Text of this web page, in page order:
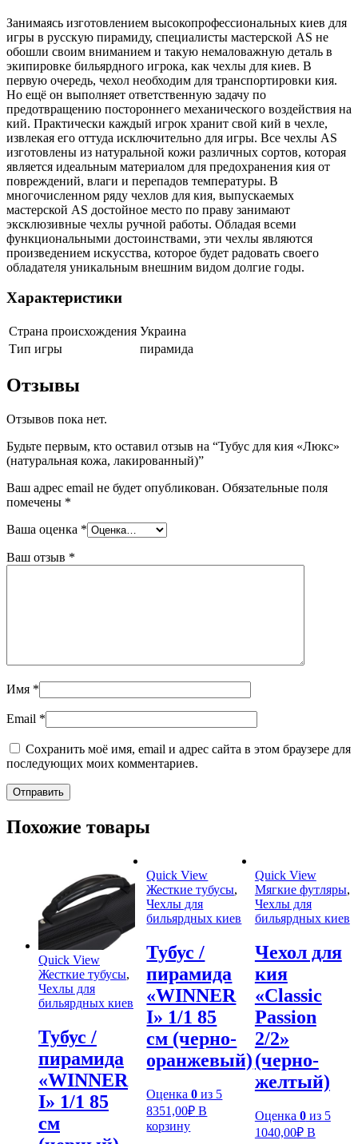
Занимаясь изготовлением высокопрофессиональных киев для
игры в русскую пирамиду, специалисты мастерской AS не
обошли своим вниманием и такую немаловажную деталь в
экипировке бильярдного игрока, как чехлы для киев. В
первую очередь, чехол необходим для транспортировки кия.
Но ещё он выполняет ответственную задачу по
предотвращению постороннего механического воздействия на
кий. Практически каждый игрок хранит свой кий в чехле,
извлекая его оттуда исключительно для игры. Все чехлы AS
изготовлены из натуральной кожи различных сортов, которая
является идеальным материалом для предохранения кия от
повреждений, влаги и перепадов температуры. В
многочисленном ряду чехлов для кия, выпускаемых
мастерской AS достойное место по праву занимают
эксклюзивные чехлы ручной работы. Обладая всеми
функциональными достоинствами, эти чехлы являются
произведением искусства, которое будет радовать своего
обладателя уникальным внешним видом долгие годы.
Характеристики
Страна происхождения Украина
Тип игры
пирамида
Отзывы
Отзывов пока нет.
Будьте первым, кто оставил отзыв на “Тубус для кия «Люкс»
(натуральная кожа, лакированный)”
Ваш адрес email не будет опубликован. Обязательные поля
помечены *
Ваша оценка *
Ваш отзыв *
Имя *
Email *
Сохранить моё имя, email и адрес сайта в этом браузере для
последующих моих комментариев.
Похожие товары
Quick View
Жесткие тубусы,
Чехлы для
бильярдных киев
Тубус /
пирамида
«WINNER
I» 1/1 85
см
Quick View
Жесткие тубусы,
Чехлы для
бильярдных киев
Тубус /
пирамида
«WINNER
I» 1/1 85
см (черно-
оранжевый)
Оценка0 из 5
8351,00₽ В
корзину
Quick View
Мягкие футляры,
Чехлы для
бильярдных киев
Чехол для
кия
«Classic
Passion
2/2»
(черно-
желтый)
Оценка 0из 5
1040,00₽ В